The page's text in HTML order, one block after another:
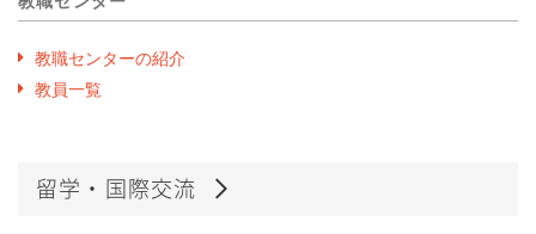
教職センターの紹介
教員一覧
留学・国際交流